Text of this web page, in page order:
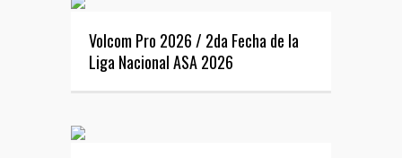
Volcom Pro 2026 / 2da Fecha de la
Liga Nacional ASA 2026